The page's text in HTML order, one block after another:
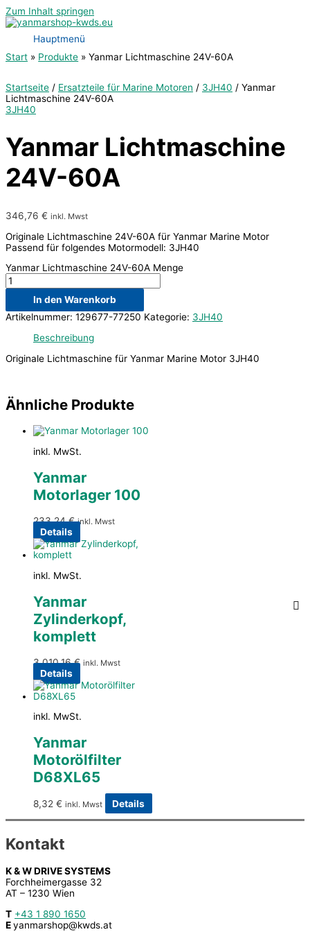
Zum Inhalt springen
Hauptmenü
Start
Produkte Yanmar Lichtmaschine 24V-60A
Startseite / Ersatzteile für Marine Motoren / 3JH40 / Yanmar
Lichtmaschine 24V-60A
3JH40
Yanmar Lichtmaschine
24V-60A
346,76 € inkl. Mwst
Originale Lichtmaschine 24V-60A für Yanmar Marine Motor
Passend für folgendes Motormodell: 3JH40
Yanmar Lichtmaschine 24V-60A Menge
In den Warenkorb
Artikelnummer: 129677-77250 Kategorie: 3JH40
Beschreibung
Originale Lichtmaschine für Yanmar Marine Motor 3JH40
Ähnliche Produkte
inkl. MwSt.
Yanmar
Motorlager 100
233,24€ inkl. Mwst
Details
inkl. MwSt.
Yanmar
Zylinderkopf,
komplett
3.010,16€ inkl. Mwst
Details
inkl. MwSt.
Yanmar
Motorölfilter
D68XL65
8,32 € inkl. Mwst Details
Kontakt
K & W DRIVE SYSTEMS
Forchheimergasse 32
AT – 1230 Wien
T +43 1 890 1650
Eyanmarshop@kwds.at